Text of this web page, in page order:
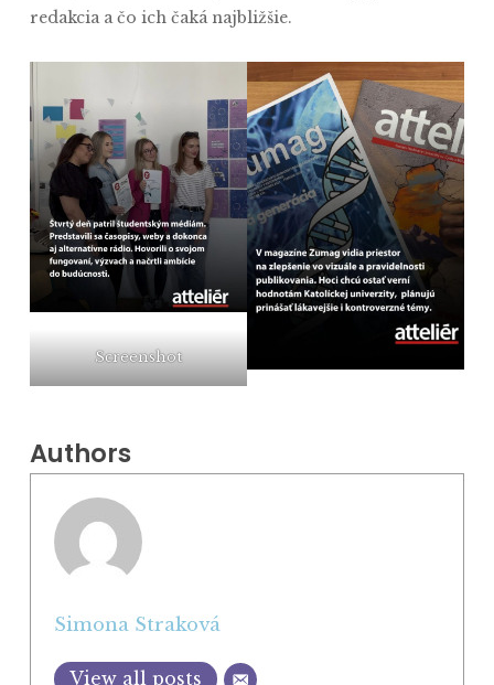
redakcia a čo ich čaká najbližšie.
Screenshot
Authors
Simona Straková
View all posts